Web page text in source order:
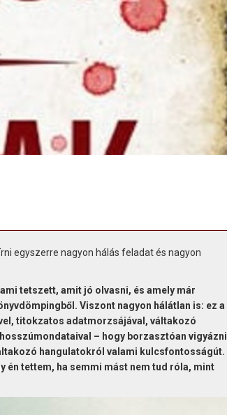
egyszerre nagyon hálás feladat és nagyon
tetszett, amit jó olvasni, és amely már
Viszont nagyon hálátlan is: ez a
titokzatos adatmorzsájával, váltakozó
– hogy borzasztóan vigyázni
hangulatokról valami kulcsfontosságút.
én tettem, ha semmi mást nem tud róla, mint